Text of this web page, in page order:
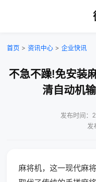
首页 > 资讯中心 > 企业快讯
不急不躁!免安装
清自动机
发布时间：
发
麻将机，这一现代麻